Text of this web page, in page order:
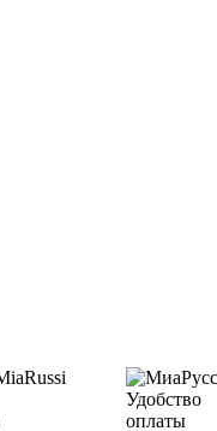
Удобство
оплаты